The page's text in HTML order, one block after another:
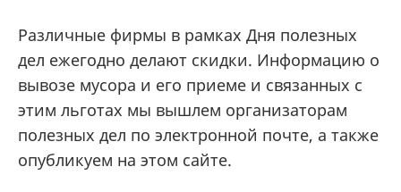
Различные фирмы в рамках Дня полезных
дел ежегодно делают скидки. Информацию о
вывозе мусора и его приеме и связанных с
этим льготах мы вышлем организаторам
полезных дел по электронной почте, а также
опубликуем на этом сайте.